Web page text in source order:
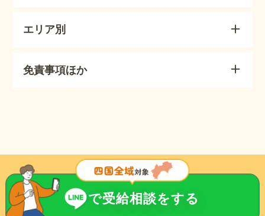
エリア別
免責事項ほか
で受給相談をする